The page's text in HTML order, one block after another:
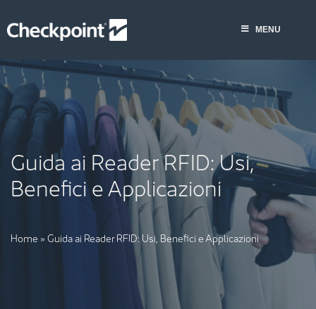
to
MENU
Guida ai Reader RFID: Usi,
Benefici e Applicazioni
Home »Guida ai Reader RFID: Usi, Benefici e Applicazioni